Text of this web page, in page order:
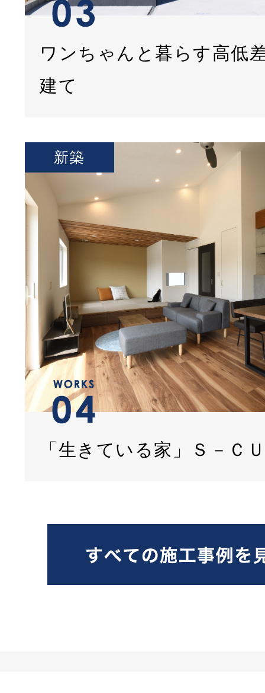
ワンちゃんと暮らす高低
建て
「生きている家」Ｓ－Ｃ
新築